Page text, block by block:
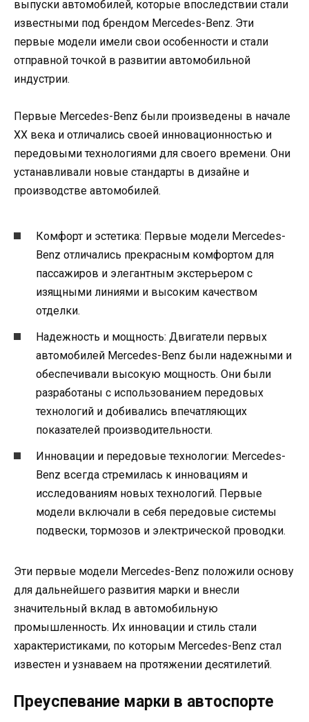
выпуски автомобилей, которые впоследствии стали
известными под брендом Mercedes-Benz. Эти
первые модели имели свои особенности и стали
отправной точкой в развитии автомобильной
индустрии.
Первые Mercedes-Benz были произведены в начале
XX века и отличались своей инновационностью и
передовыми технологиями для своего времени. Они
устанавливали новые стандарты в дизайне и
производстве автомобилей.
Комфорт и эстетика: Первые модели Mercedes-
Benz отличались прекрасным комфортом для
пассажиров и элегантным экстерьером с
изящными линиями и высоким качеством
отделки.
Надежность и мощность: Двигатели первых
автомобилей Mercedes-Benz были надежными и
обеспечивали высокую мощность. Они были
разработаны с использованием передовых
технологий и добивались впечатляющих
показателей производительности.
Инновации и передовые технологии: Mercedes-
Benz всегда стремилась к инновациям и
исследованиям новых технологий. Первые
модели включали в себя передовые системы
подвески, тормозов и электрической проводки.
Эти первые модели Mercedes-Benz положили основу
для дальнейшего развития марки и внесли
значительный вклад в автомобильную
промышленность. Их инновации и стиль стали
характеристиками, по которым Mercedes-Benz стал
известен и узнаваем на протяжении десятилетий.
Преуспевание марки в автоспорте